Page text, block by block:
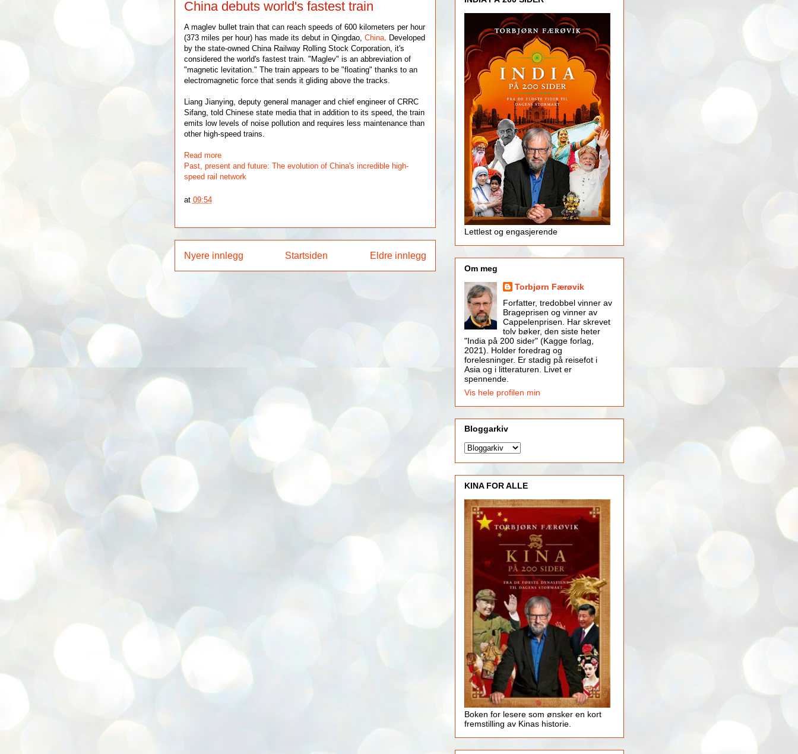
China debuts world's fastest train
A maglev bullet train that can reach speeds of 600 kilometers per hour
(373 miles per hour) has made its debut in Qingdao, China. Developed
by the state-owned China Railway Rolling Stock Corporation, it's
considered the world's fastest train. "Maglev" is an abbreviation of
"magnetic levitation." The train appears to be "floating" thanks to an
electromagnetic force that sends it gliding above the tracks.
Liang Jianying, deputy general manager and chief engineer of CRRC
Sifang, told Chinese state media that in addition to its speed, the train
emits low levels of noise pollution and requires less maintenance than
other high-speed trains.
Read more
Past, present and future: The evolution of China's incredible high-
speed rail network
at 09:54
Nyere innlegg Eldre innlegg
Startsiden
Lettlest og engasjerende
Om meg
Torbjørn Færøvik
Forfatter, tredobbel vinner av
Brageprisen og vinner av
Cappelenprisen. Har skrevet
tolv bøker, den siste heter
"India på 200 sider" (Kagge forlag,
2021). Holder foredrag og
forelesninger. Er stadig på reisefot i
Asia og i litteraturen. Livet er
spennende.
Vis hele profilen min
Bloggarkiv
KINA FOR ALLE
Boken for lesere som ønsker en kort
fremstilling av Kinas historie.